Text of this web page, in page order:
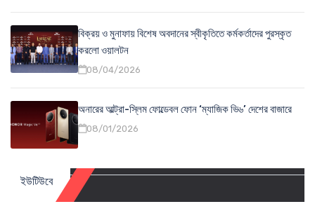
বিক্রয় ও মুনাফায় বিশেষ অবদানের স্বীকৃতিতে কর্মকর্তাদের পুরস্কৃত
করলো ওয়ালটন
08/04/2026
অনারের আল্ট্রা-স্লিম ফোল্ডেবল ফোন ‘ম্যাজিক ভি৬’ দেশের বাজারে
08/01/2026
ইউটিউবে